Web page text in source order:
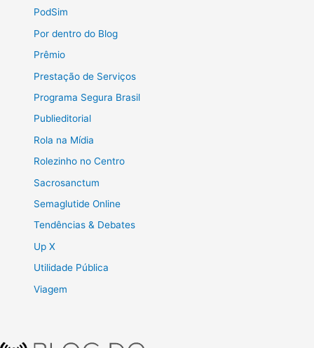
PodSim
Por dentro do Blog
Prêmio
Prestação de Serviços
Programa Segura Brasil
Publieditorial
Rola na Mídia
Rolezinho no Centro
Sacrosanctum
Semaglutide Online
Tendências & Debates
Up X
Utilidade Pública
Viagem